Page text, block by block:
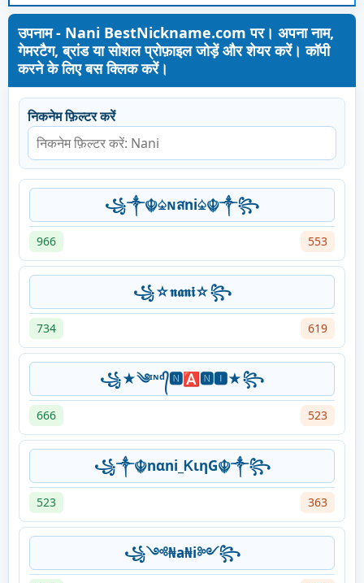
उपनाम - Nani BestNickname.com पर। अपना नाम,
गेमरटैग, ब्रांड या सोशल प्रोफ़ाइल जोड़ें और शेयर करें। कॉपी
करने के लिए बस क्लिक करें।
निकनेम फ़िल्टर करें
꧁༒☬♤ɴสni♤☬༒꧂
966 553
꧁☆𝖓𝖆𝖓𝖎☆꧂
734 619
꧁★༄ᶦᶰᵈ᭄🅽🅰🅽🅸★꧂
666 523
꧁༒☬nαni_ᏦιηG☬༒꧂
523 363
꧁༺₦a₦i༻꧂